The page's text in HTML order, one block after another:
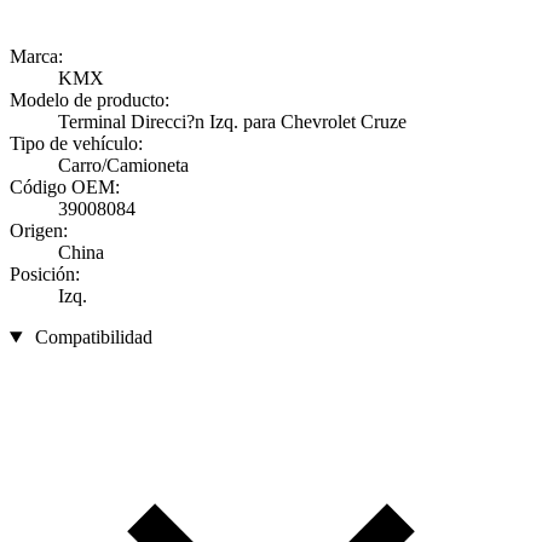
Marca:
KMX
Modelo de producto:
Terminal Direcci?n Izq. para Chevrolet Cruze
Tipo de vehículo:
Carro/Camioneta
Código OEM:
39008084
Origen:
China
Posición:
Izq.
Compatibilidad